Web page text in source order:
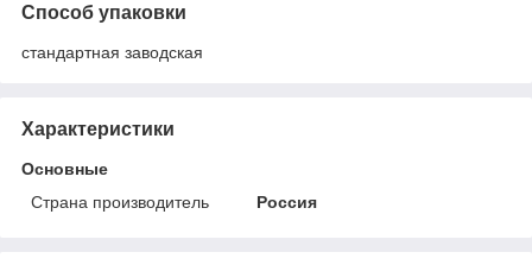
Способ упаковки
стандартная заводская
Характеристики
Основные
Страна производитель
Россия